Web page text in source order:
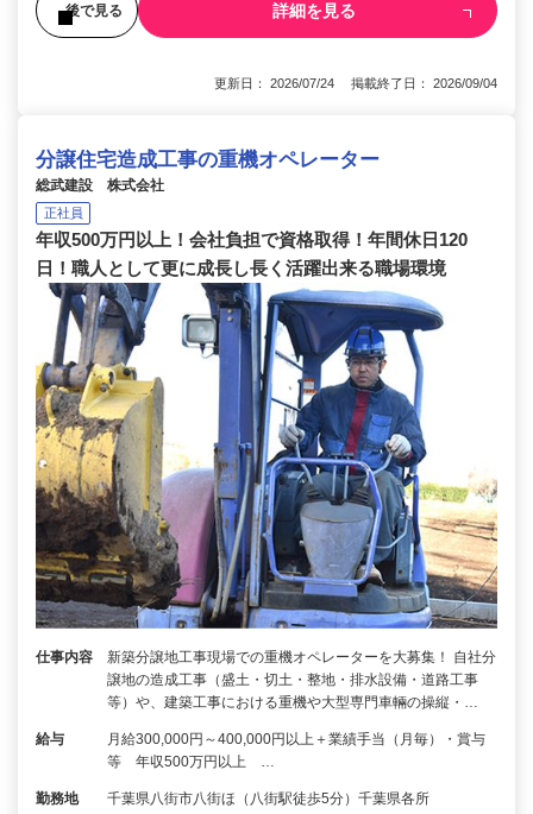
後で見る 詳細を見る
更新日： 2026/07/24 掲載終了日： 2026/09/04
分譲住宅造成工事の重機オペレーター
総武建設 株式会社
正社員
年収500万円以上！会社負担で資格取得！年間休日120
日！職人として更に成長し長く活躍出来る職場環境
仕事内容
新築分譲地工事現場での重機オペレーターを大募集！ 自社分
譲地の造成工事（盛土・切土・整地・排水設備・道路工事
等）や、建築工事における重機や大型専門車輛の操縦・…
給与
月給300,000円～400,000円以上＋業績手当（月毎）・賞与
等 年収500万円以上 …
勤務地 千葉県八街市八街ほ（八街駅徒歩5分）千葉県各所